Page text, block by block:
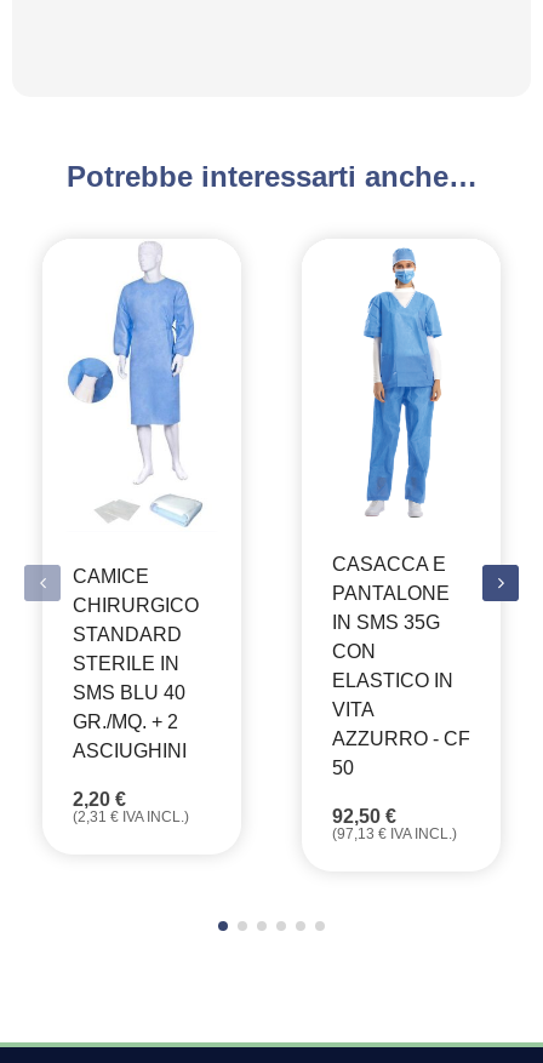
Potrebbe interessarti anche…
CAMICE
CHIRURGICO
STANDARD
STERILE IN
SMS BLU 40
GR./MQ. + 2
ASCIUGHINI
2,20 €
(2,31 € IVA INCL.)
CASACCA E
PANTALONE
IN SMS 35G
CON
ELASTICO IN
VITA
AZZURRO - CF
50
92,50 €
(97,13 € IVA INCL.)